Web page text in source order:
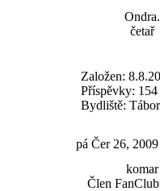
Ondra.
četař
Založen:
Příspěvky: 154
Bydliště: Tábor
pá Čer 26,
komar
Člen